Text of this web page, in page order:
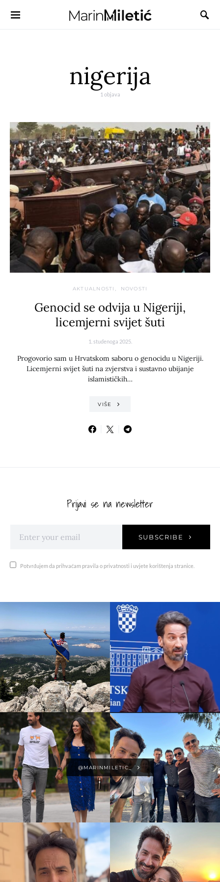
nigerija
1 objava
AKTUALNOSTI NOVOSTI
Genocid se odvija u Nigeriji,
licemjerni svijet šuti
1. studenoga 2025.
Progovorio sam u Hrvatskom saboru o genocidu u Nigeriji.
Licemjerni svijet šuti na zvjerstva i sustavno ubijanje
islamističkih…
VIŠE
Prijavi se na newsletter
SUBSCRIBE
Potvrđujem da prihvaćam pravila o privatnosti i uvjete korištenja stranice.
@MARINMILETIC_